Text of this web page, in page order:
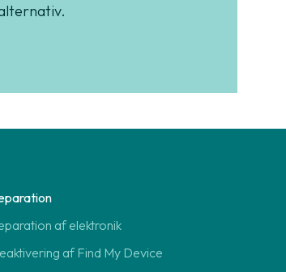
af elektronik
af Find My Device